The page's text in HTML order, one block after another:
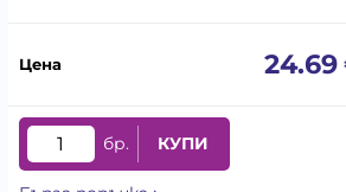
24.69
бр. КУПИ